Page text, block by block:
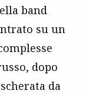
band
su un
dopo
da